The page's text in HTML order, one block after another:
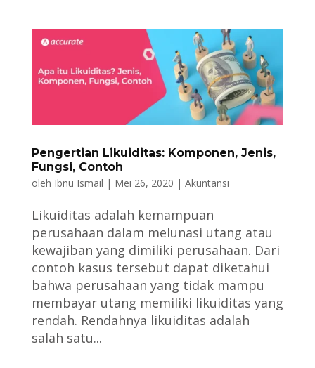
Pengertian Likuiditas: Komponen, Jenis,
Fungsi, Contoh
oleh Ibnu Ismail | Mei 26, 2020 | Akuntansi
Likuiditas adalah kemampuan
perusahaan dalam melunasi utang atau
kewajiban yang dimiliki perusahaan. Dari
contoh kasus tersebut dapat diketahui
bahwa perusahaan yang tidak mampu
membayar utang memiliki likuiditas yang
rendah. Rendahnya likuiditas adalah
salah satu...